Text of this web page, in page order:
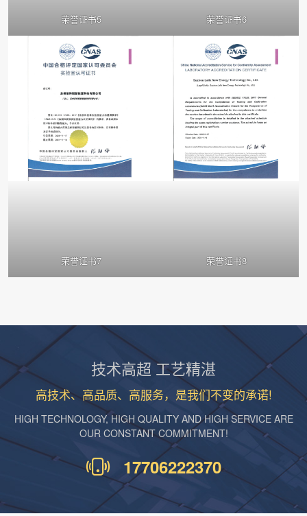
荣誉证书5 荣誉证书6
荣誉证书7 荣誉证书8
技术高超 工艺精湛
高技术、高品质、高服务，是我们不变的承诺!
HIGH TECHNOLOGY, HIGH QUALITY AND HIGH SERVICE ARE
OUR CONSTANT COMMITMENT!
17706222370